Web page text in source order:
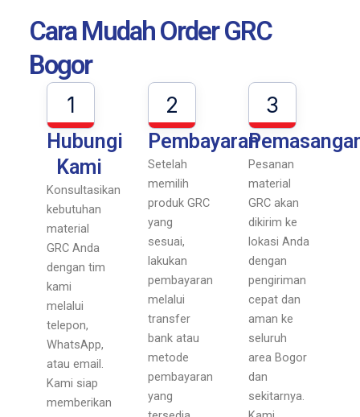
Cara Mudah Order GRC
Bogor
1
Hubungi
Kami
Konsultasikan
kebutuhan
material
GRC Anda
dengan tim
kami
melalui
telepon,
WhatsApp,
atau email.
Kami siap
memberikan
2
Pembayaran
Setelah
memilih
produk GRC
yang
sesuai,
lakukan
pembayaran
melalui
transfer
bank atau
metode
pembayaran
yang
3
Pesanan
material
GRC akan
dikirim ke
lokasi Anda
dengan
pengiriman
cepat dan
aman ke
seluruh
area Bogor
dan
sekitarnya.